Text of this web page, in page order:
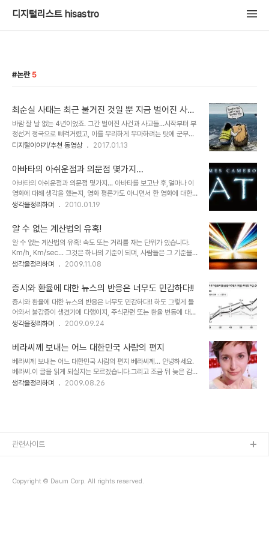
디지털리스트 hisastro
논란 5
최순실 사태는 최근 불거진 것일 뿐 지금 벌어진 사건
이 아니야
바람 잘 날 없는 4년이었죠. 그간 벌어진 사건과 사고들...시작부터 부
정선거 정국으로 삐걱거렸고, 이를 무리하게 무마하려는 탓에 군부독
재 시절에서나 있을 법한 간첩조작도 적지 않았음이 드러났었구요. 그
우나 리조트 붕괴사고, 세월호 참사, 교학사 교과서 문제, 심심찮게 들
려왔던 철도 및 의료 민영화, 정윤회 국정개입 파동, 개인정보 유출 및
사찰 논란, 통합진보당 해산, 계속되는 인사 참사, 성완종 리스트, 국정
원 해킹 프로그램과 직원 자살, 메르스 사태, 노동문제, 개성공단 폐쇄,
경주 지진, 사드 배치 논란, 물대포 난사로 인한 백남기 농민 사망 사
란, 이어지는 비..
디지털이야기/추천 동영상 2017.01.13
아바타의 아쉬운점과 의문점 몇가지...
아바타의 아쉬운점과 의문점 몇가지... 아바타를 보고난 후,얼마나 이
영화에 대해 생각을 했는지, 영화 평론가도 아니면서 한 영화에 대한
포스트를 몇차례에 걸쳐 발행을 하게되네요. 이번이 벌써 4번째 입니
군요. ^^ 사실 아바타에 대한 글에 있어서는 "아바타, 생각의 분화를
일으키는 마법!"이란 제목으로 썼던 세번째 글이 이곳 블로그에서 발
행했던 글들중 그 중심이라고 할 수 있습니다. 그런데, 많은 생각을 하
고 스스로 그만큼 심혈을 기울여 쓴 만큼, 많은 분들과 아바타에 대한
생각을 나누고자 했던 기대와는 달리 그러하지 못한 부분에 있어서는
좀더 많은 분들과의 공감이 ..
생각을정리하며 2010.01.19
알 수 없는 계산법의 유혹!
알 수 없는 계산법의 유혹! 속도 또는 거리를 재는 단위가 있습니다.
Km/h, Km/sec... 그것은 하나의 기준이 되며, 사람들은 그 기준을
근거로하여 거리와 속도를 계산하고 그 산정된 결과로서 이해를 하기
만, 이를 활용한 계산을 통해 만들어지는 사안들을 보다 보면 그 과정
에 시작과 끝은 온데 간데 없고, 단지 숫자만 남아 사람들의 눈을 현혹
시켜 유혹하는 듯 합니다. 언젠가 뉴스 기사 중 "인구재앙"이란 것이
있었습니다. 논란거리이기도 했지요. 2012년엔 어떻고 2050년엔
어떻고 하면서 인구감소와 노령화의 문제를 거론하고 있었습니다.-그
2050년에는 정말로 그..
생각을정리하며 2009.11.08
증시와 환율에 대한 뉴스의 반응은 너무도 민감하다!!
증시와 환율에 대한 뉴스의 반응은 너무도 민감하다!! 하도 그렇게 들
어와서 불감증이 생겼기에 다행이지, 주식관련 또는 환율 변동에 대하
여 뉴스에서 나오는 소리를 듣다 보면 정말 천당 지옥을 왔다 갔다 하
리를 뒷받침하고는 있겠지만, 시세 변동에 따른 해석과 원인 분석에 관
한 내용들을 들어보면 꿈보다 해몽이란 말이 적격이라는 생각을 하게
됩니다. 저는 주식에 대하여 관심이 없기 때문에 주식에 대한 뉴스를
들어도 그리 신경이 쓰이지 않습니다. 하지만 만일 주식에 투자를 했었
더라고 한다면... 분명 저의 반응은 달라질 것이 분명합니다. 뉴스에서
생각을정리하며 2009.09.24
베라씨께 보내는 어느 대한민국 사람의 편지
베라씨께 보내는 어느 대한민국 사람의 편지 베라씨께... 안녕하세요.
베라씨.이 글을 읽게 되실지는 모르겠습니다.그리고 조금 뒤 늦은 감은
있지만, 이제 어느정도 베라씨의 책에 대한 논란이 정리가 되어가는 시
나 정도... 그러니까 단순히 TV매체에 나오는 일상적인 모습으로만 기
생각을정리하며 2009.08.26
Copyright © Daum Corp. All rights reserved.
관련사이트